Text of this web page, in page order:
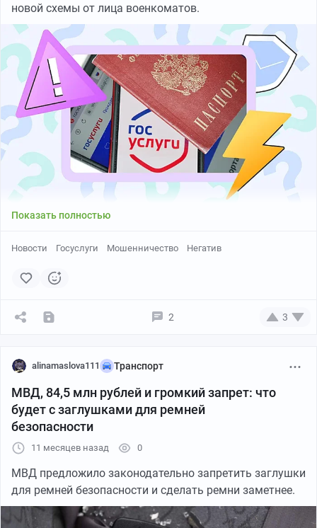
новой схемы от лица военкоматов.
Показать полностью
Новости Госуслуги Мошенничество Негатив
2 3
alinamaslova111 Транспорт
МВД, 84,5 млн рублей и громкий запрет: что
будет с заглушками для ремней
безопасности
11 месяцев назад 0
МВД предложило законодательно запретить заглушки
для ремней безопасности и сделать ремни заметнее.